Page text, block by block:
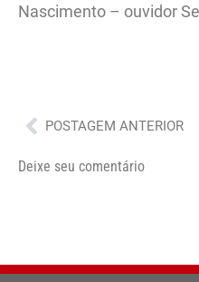
Nascimento – ouvidor
Anterior
POSTAGEM ANTERIOR
Deixe seu comentário